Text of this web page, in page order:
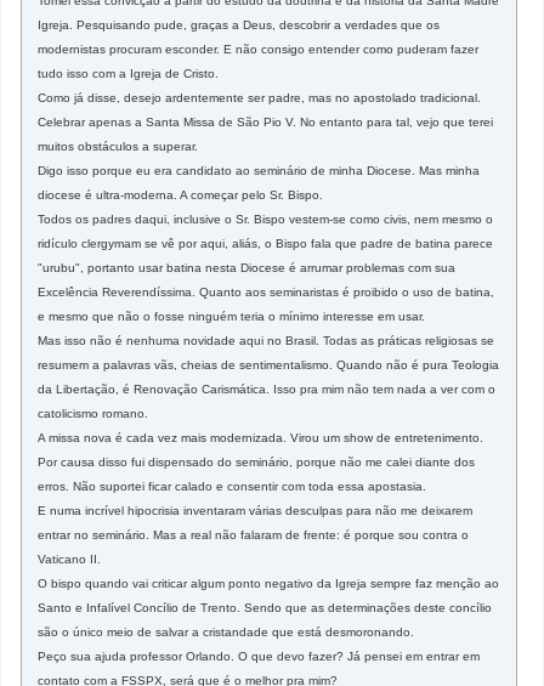
Igreja. Pesquisando pude, graças a Deus, descobrir a verdades que os
modernistas procuram esconder. E não consigo entender como puderam fazer
tudo isso com a Igreja de Cristo.
Como já disse, desejo ardentemente ser padre, mas no apostolado tradicional.
Celebrar apenas a Santa Missa de São Pio V. No entanto para tal, vejo que terei
muitos obstáculos a superar.
Digo isso porque eu era candidato ao seminário de minha Diocese. Mas minha
diocese é ultra-moderna. A começar pelo Sr. Bispo.
Todos os padres daqui, inclusive o Sr. Bispo vestem-se como civis, nem mesmo o
ridículo clergymam se vê por aqui, aliás, o Bispo fala que padre de batina parece
"urubu", portanto usar batina nesta Diocese é arrumar problemas com sua
Excelência Reverendíssima. Quanto aos seminaristas é proibido o uso de batina,
e mesmo que não o fosse ninguém teria o mínimo interesse em usar.
Mas isso não é nenhuma novidade aqui no Brasil. Todas as práticas religiosas se
resumem a palavras vãs, cheias de sentimentalismo. Quando não é pura Teologia
da Libertação, é Renovação Carismática. Isso pra mim não tem nada a ver com o
catolicismo romano.
A missa nova é cada vez mais modernizada. Virou um show de entretenimento.
Por causa disso fui dispensado do seminário, porque não me calei diante dos
erros. Não suportei ficar calado e consentir com toda essa apostasia.
E numa incrível hipocrisia inventaram várias desculpas para não me deixarem
entrar no seminário. Mas a real não falaram de frente: é porque sou contra o
Vaticano II.
O bispo quando vai criticar algum ponto negativo da Igreja sempre faz menção ao
Santo e Infalível Concílio de Trento. Sendo que as determinações deste concílio
são o único meio de salvar a cristandade que está desmoronando.
Peço sua ajuda professor Orlando. O que devo fazer? Já pensei em entrar em
contato com a FSSPX, será que é o melhor pra mim?